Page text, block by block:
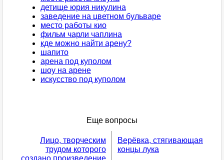
детище юрия никулина
заведение на цветном бульваре
место работы кио
фильм чарли чаплина
кде можно найти арену?
шапито
арена под куполом
шоу на арене
искусство под куполом
Еще вопросы
Лицо, творческим
трудом которого
создано произведение
Верёвка, стягивающая
концы лука